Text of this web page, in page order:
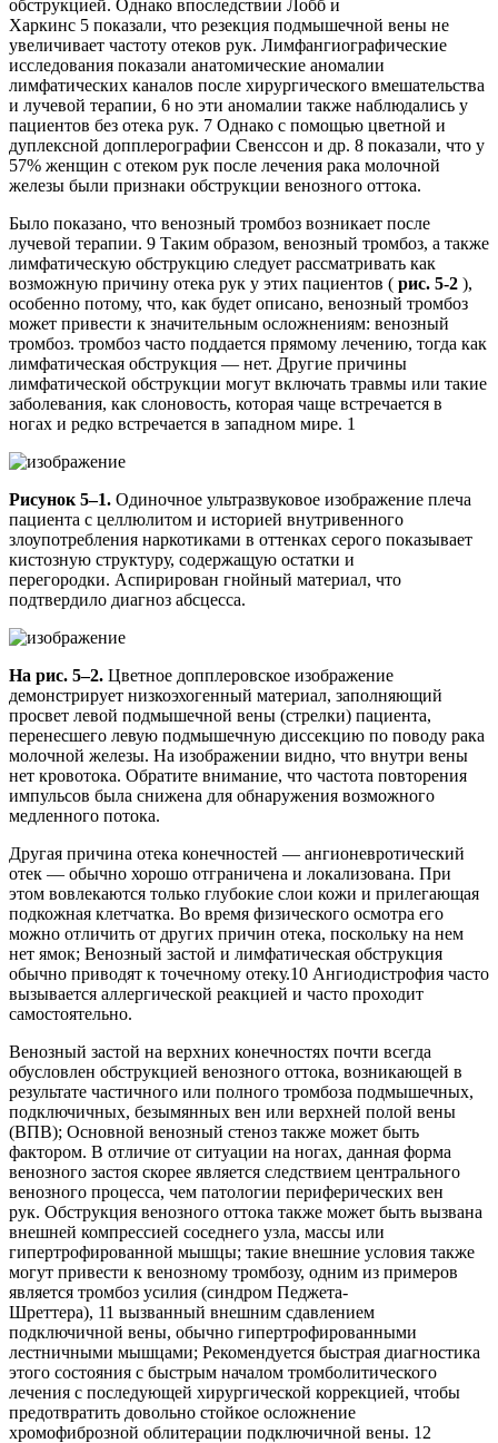
обструкцией. Однако впоследствии Лобб и
Харкинс 5 показали, что резекция подмышечной вены не
увеличивает частоту отеков рук. Лимфангиографические
исследования показали анатомические аномалии
лимфатических каналов после хирургического вмешательства
и лучевой терапии, 6 но эти аномалии также наблюдались у
пациентов без отека рук. 7 Однако с помощью цветной и
дуплексной допплерографии Свенссон и др. 8 показали, что у
57% женщин с отеком рук после лечения рака молочной
железы были признаки обструкции венозного оттока.
Было показано, что венозный тромбоз возникает после
лучевой терапии. 9 Таким образом, венозный тромбоз, а также
лимфатическую обструкцию следует рассматривать как
возможную причину отека рук у этих пациентов ( рис. 5-2 ),
особенно потому, что, как будет описано, венозный тромбоз
может привести к значительным осложнениям: венозный
тромбоз. тромбоз часто поддается прямому лечению, тогда как
лимфатическая обструкция — нет. Другие причины
лимфатической обструкции могут включать травмы или такие
заболевания, как слоновость, которая чаще встречается в
ногах и редко встречается в западном мире. 1
Рисунок 5–1. Одиночное ультразвуковое изображение плеча
пациента с целлюлитом и историей внутривенного
злоупотребления наркотиками в оттенках серого показывает
кистозную структуру, содержащую остатки и
перегородки. Аспирирован гнойный материал, что
подтвердило диагноз абсцесса.
На рис. 5–2. Цветное допплеровское изображение
демонстрирует низкоэхогенный материал, заполняющий
просвет левой подмышечной вены (стрелки) пациента,
перенесшего левую подмышечную диссекцию по поводу рака
молочной железы. На изображении видно, что внутри вены
нет кровотока. Обратите внимание, что частота повторения
импульсов была снижена для обнаружения возможного
медленного потока.
Другая причина отека конечностей — ангионевротический
отек — обычно хорошо отграничена и локализована. При
этом вовлекаются только глубокие слои кожи и прилегающая
подкожная клетчатка. Во время физического осмотра его
можно отличить от других причин отека, поскольку на нем
нет ямок; Венозный застой и лимфатическая обструкция
обычно приводят к точечному отеку.10 Ангиодистрофия часто
вызывается аллергической реакцией и часто проходит
самостоятельно.
Венозный застой на верхних конечностях почти всегда
обусловлен обструкцией венозного оттока, возникающей в
результате частичного или полного тромбоза подмышечных,
подключичных, безымянных вен или верхней полой вены
(ВПВ); Основной венозный стеноз также может быть
фактором. В отличие от ситуации на ногах, данная форма
венозного застоя скорее является следствием центрального
венозного процесса, чем патологии периферических вен
рук. Обструкция венозного оттока также может быть вызвана
внешней компрессией соседнего узла, массы или
гипертрофированной мышцы; такие внешние условия также
могут привести к венозному тромбозу, одним из примеров
является тромбоз усилия (синдром Педжета-
Шреттера), 11 вызванный внешним сдавлением
подключичной вены, обычно гипертрофированными
лестничными мышцами; Рекомендуется быстрая диагностика
этого состояния с быстрым началом тромболитического
лечения с последующей хирургической коррекцией, чтобы
предотвратить довольно стойкое осложнение
хромофиброзной облитерации подключичной вены. 12